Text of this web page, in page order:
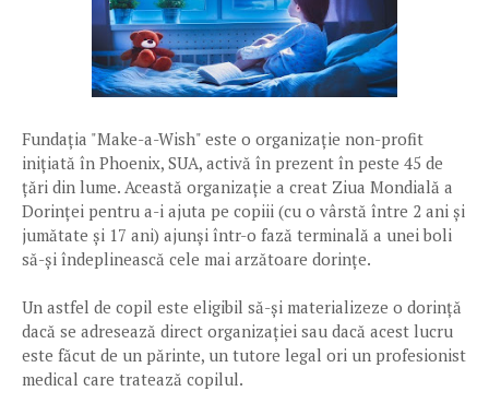
Fundația "Make-a-Wish" este o organizație non-profit
inițiată în Phoenix, SUA, activă în prezent în peste 45 de
țări din lume. Această organizație a creat Ziua Mondială a
Dorinței pentru a-i ajuta pe copiii (cu o vârstă între 2 ani și
jumătate și 17 ani) ajunși într-o fază terminală a unei boli
să-și îndeplinească cele mai arzătoare dorințe.
Un astfel de copil este eligibil să-și materializeze o dorință
dacă se adresează direct organizației sau dacă acest lucru
este făcut de un părinte, un tutore legal ori un profesionist
medical care tratează copilul.